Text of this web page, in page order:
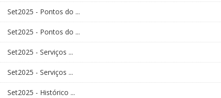
Set2025 - Pontos do ...
Set2025 - Pontos do ...
Set2025 - Serviços ...
Set2025 - Serviços ...
Set2025 - Histórico ...